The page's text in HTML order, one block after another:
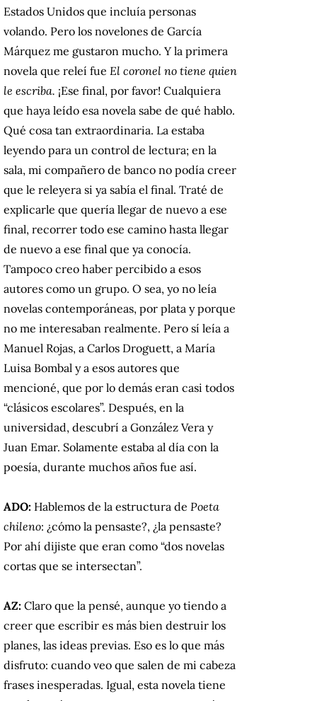
Estados Unidos que incluía personas
volando. Pero los novelones de García
Márquez me gustaron mucho. Y la primera
novela que releí fue El coronel no tiene quien
le escriba. ¡Ese final, por favor! Cualquiera
que haya leído esa novela sabe de qué hablo.
Qué cosa tan extraordinaria. La estaba
leyendo para un control de lectura; en la
sala, mi compañero de banco no podía creer
que le releyera si ya sabía el final. Traté de
explicarle que quería llegar de nuevo a ese
final, recorrer todo ese camino hasta llegar
de nuevo a ese final que ya conocía.
Tampoco creo haber percibido a esos
autores como un grupo. O sea, yo no leía
novelas contemporáneas, por plata y porque
no me interesaban realmente. Pero sí leía a
Manuel Rojas, a Carlos Droguett, a María
Luisa Bombal y a esos autores que
mencioné, que por lo demás eran casi todos
“clásicos escolares”. Después, en la
universidad, descubrí a González Vera y
Juan Emar. Solamente estaba al día con la
poesía, durante muchos años fue así.
ADO: Hablemos de la estructura de Poeta
chileno: ¿cómo la pensaste?, ¿la pensaste?
Por ahí dijiste que eran como “dos novelas
cortas que se intersectan”.
AZ: Claro que la pensé, aunque yo tiendo a
creer que escribir es más bien destruir los
planes, las ideas previas. Eso es lo que más
disfruto: cuando veo que salen de mi cabeza
frases inesperadas. Igual, esta novela tiene